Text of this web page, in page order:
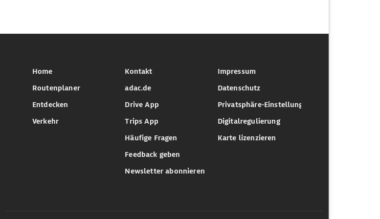
Home
Routenplaner
Entdecken
Verkehr
Kontakt
adac.de
Drive App
Trips App
Häufige Fragen
Feedback geben
Newsletter abonnieren
Impressum
Datenschutz
Privatsphäre-Einstellungen
Digitalregulierung
Karte lizenzieren